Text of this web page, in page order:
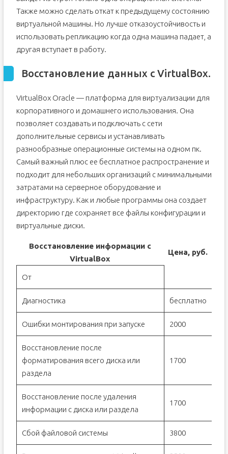
Также можно сделать откат к предыдущему состоянию
виртуальной машины. Но лучше отказоустойчивость и
использовать репликацию когда одна машина падает, а
другая вступает в работу.
Восстановление данных с VirtualBox.
VirtualBox Oracle — платформа для виртуализации для
корпоративного и домашнего использования. Она
позволяет создавать и подключать с сети
дополнительные сервисы и устанавливать
разнообразные операционные системы на одном пк.
Самый важный плюс ее бесплатное распространение и
подходит для небольших организаций с минимальными
затратами на серверное оборудование и
инфраструктуру. Как и любые программы она создает
директорию где сохраняет все файлы конфигурации и
виртуальные диски.
Восстановление информации с
VirtualBox
Цена, руб.
От
Диагностика бесплатно
Ошибки монтирования при запуске 2000
Восстановление после
форматирования всего диска или
раздела
1700
Восстановление после удаления
информации с диска или раздела
1700
Сбой файловой системы 3800